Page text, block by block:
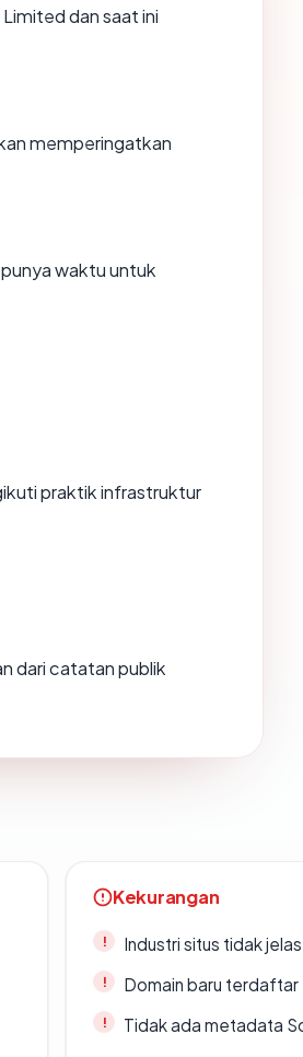
dan saat ini
memperingatkan
punya waktu untuk
praktik infrastruktur
dari catatan publik
Kekurangan
Industri situs tidak
Domain baru terdaftar
Tidak ada metadata